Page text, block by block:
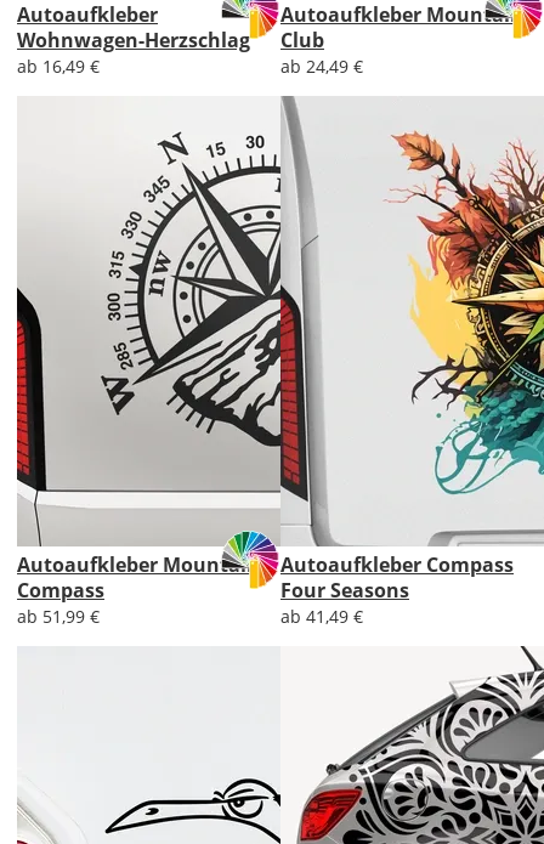
Autoaufkleber
Wohnwagen-Herzschlag
ab 16,49 €
Autoaufkleber Mountain
Club
ab 24,49 €
Autoaufkleber Mountain
Compass
ab 51,99 €
Autoaufkleber Compass
Four Seasons
ab 41,49 €